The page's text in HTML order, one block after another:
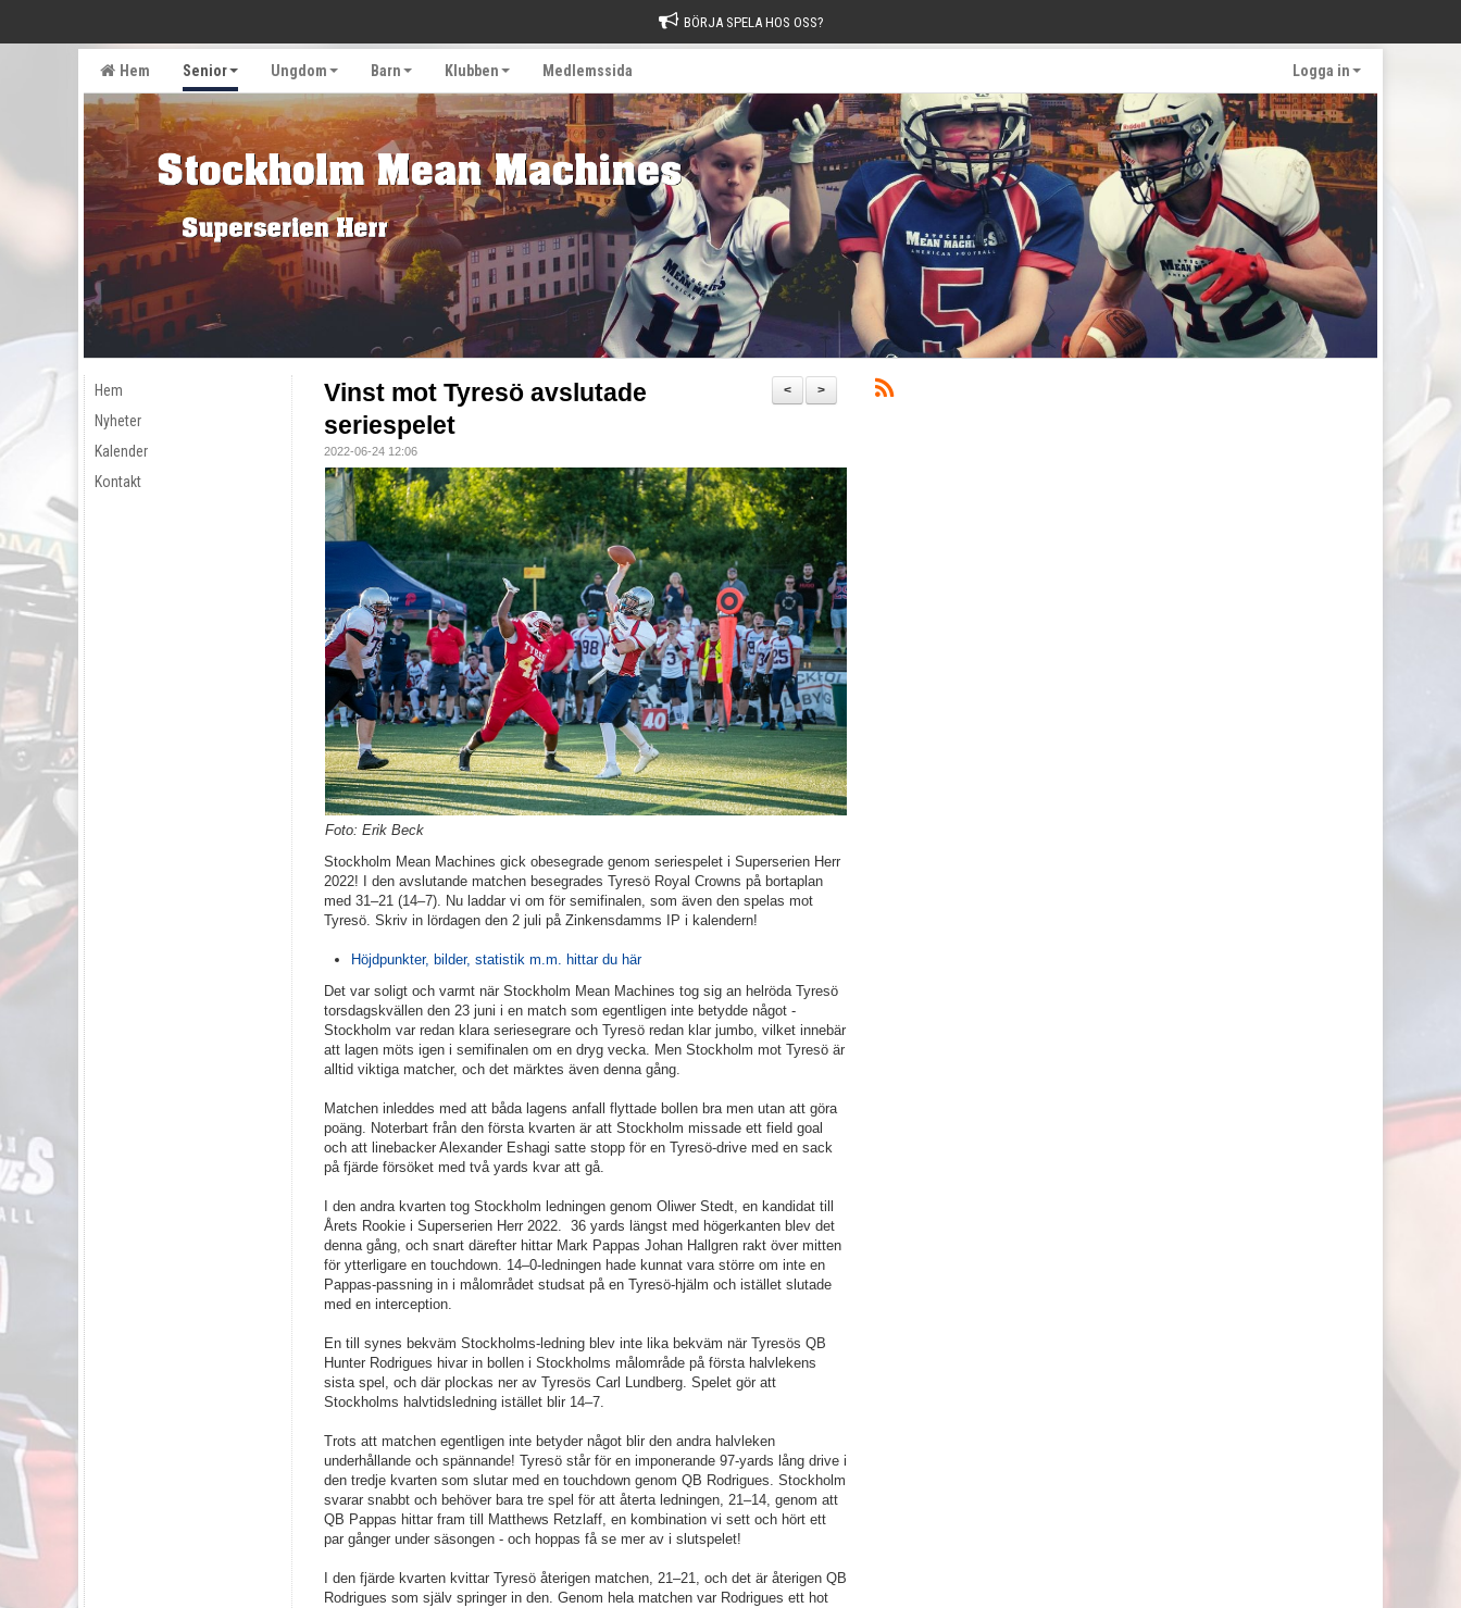
BÖRJA SPELA HOS OSS?
Hem Senior Ungdom Barn Klubben Medlemssida Logga in
Hem
Nyheter
Kalender
Kontakt
>
<
Vinst mot Tyresö avslutade
seriespelet
2022-06-24 12:06
Foto: Erik Beck
Stockholm Mean Machines gick obesegrade genom seriespelet i Superserien Herr
2022! I den avslutande matchen besegrades Tyresö Royal Crowns på bortaplan
med 31–21 (14–7). Nu laddar vi om för semifinalen, som även den spelas mot
Tyresö. Skriv in lördagen den 2 juli på Zinkensdamms IP i kalendern!
Höjdpunkter, bilder, statistik m.m. hittar du här
Det var soligt och varmt när Stockholm Mean Machines tog sig an helröda Tyresö
torsdagskvällen den 23 juni i en match som egentligen inte betydde något -
Stockholm var redan klara seriesegrare och Tyresö redan klar jumbo, vilket innebär
att lagen möts igen i semifinalen om en dryg vecka. Men Stockholm mot Tyresö är
alltid viktiga matcher, och det märktes även denna gång.
Matchen inleddes med att båda lagens anfall flyttade bollen bra men utan att göra
poäng. Noterbart från den första kvarten är att Stockholm missade ett field goal
och att linebacker Alexander Eshagi satte stopp för en Tyresö-drive med en sack
på fjärde försöket med två yards kvar att gå.
I den andra kvarten tog Stockholm ledningen genom Oliwer Stedt, en kandidat till
Årets Rookie i Superserien Herr 2022. 36 yards längst med högerkanten blev det
denna gång, och snart därefter hittar Mark Pappas Johan Hallgren rakt över mitten
för ytterligare en touchdown. 14–0-ledningen hade kunnat vara större om inte en
Pappas-passning in i målområdet studsat på en Tyresö-hjälm och istället slutade
med en interception.
En till synes bekväm Stockholms-ledning blev inte lika bekväm när Tyresös QB
Hunter Rodrigues hivar in bollen i Stockholms målområde på första halvlekens
sista spel, och där plockas ner av Tyresös Carl Lundberg. Spelet gör att
Stockholms halvtidsledning istället blir 14–7.
Trots att matchen egentligen inte betyder något blir den andra halvleken
underhållande och spännande! Tyresö står för en imponerande 97-yards lång drive i
den tredje kvarten som slutar med en touchdown genom QB Rodrigues. Stockholm
svarar snabbt och behöver bara tre spel för att återta ledningen, 21–14, genom att
QB Pappas hittar fram till Matthews Retzlaff, en kombination vi sett och hört ett
par gånger under säsongen - och hoppas få se mer av i slutspelet!
I den fjärde kvarten kvittar Tyresö återigen matchen, 21–21, och det är återigen QB
Rodrigues som själv springer in den. Genom hela matchen var Rodrigues ett hot